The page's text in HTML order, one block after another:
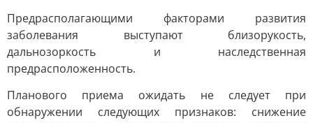
Предрасполагающими факторами развития
заболевания выступают близорукость,
дальнозоркость и наследственная
предрасположенность.
Планового приема ожидать не следует при
обнаружении следующих признаков: снижение